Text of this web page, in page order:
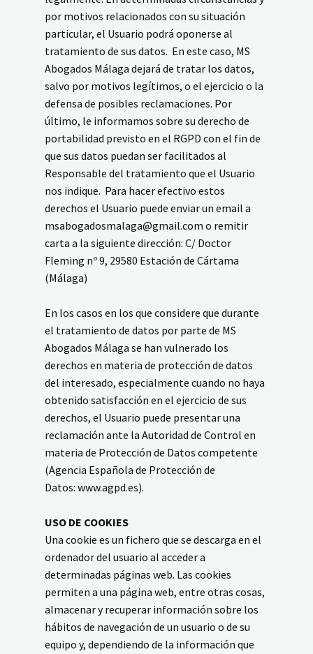
por motivos relacionados con su situación
particular, el Usuario podrá oponerse al
tratamiento de sus datos. En este caso, MS
Abogados Málaga dejará de tratar los datos,
salvo por motivos legítimos, o el ejercicio o la
defensa de posibles reclamaciones. Por
último, le informamos sobre su derecho de
portabilidad previsto en el RGPD con el fin de
que sus datos puedan ser facilitados al
Responsable del tratamiento que el Usuario
nos indique. Para hacer efectivo estos
derechos el Usuario puede enviar un email a
msabogadosmalaga@gmail.com o remitir
carta a la siguiente dirección: C/ Doctor
Fleming nº 9, 29580 Estación de Cártama
(Málaga)
En los casos en los que considere que durante
el tratamiento de datos por parte de MS
Abogados Málaga se han vulnerado los
derechos en materia de protección de datos
del interesado, especialmente cuando no haya
obtenido satisfacción en el ejercicio de sus
derechos, el Usuario puede presentar una
reclamación ante la Autoridad de Control en
materia de Protección de Datos competente
(Agencia Española de Protección de
Datos: www.agpd.es).
USO DE COOKIES
Una cookie es un fichero que se descarga en el
ordenador del usuario al acceder a
determinadas páginas web. Las cookies
permiten a una página web, entre otras cosas,
almacenar y recuperar información sobre los
hábitos de navegación de un usuario o de su
equipo y, dependiendo de la información que